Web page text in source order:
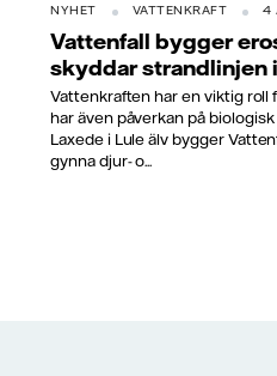
NYHET VATTENKRAFT 4
Vattenfall bygger
skyddar strandlinjen
Vattenkraften har en viktig
har även påverkan på
Laxede i Lule älv bygger
gynna djur- o...